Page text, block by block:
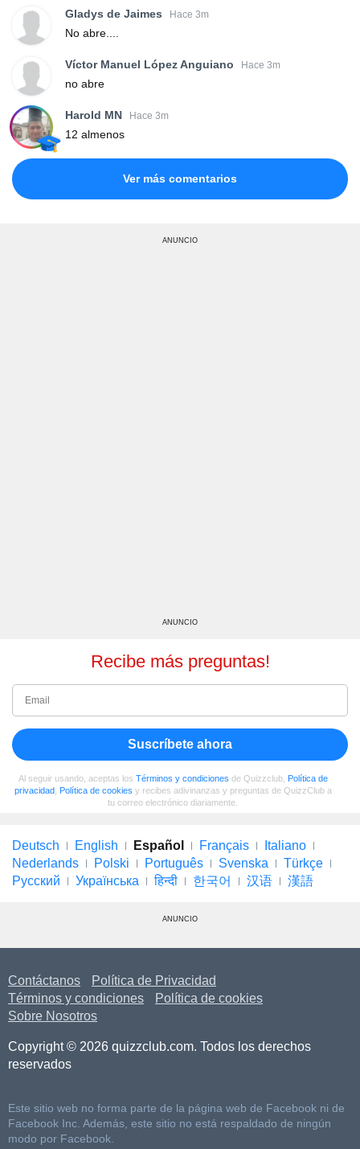
Gladys de Jaimes Hace 3m
No abre....
Víctor Manuel López Anguiano Hace 3m
no abre
Harold MN Hace 3m
12 almenos
Ver más comentarios
ANUNCIO
ANUNCIO
Recibe más preguntas!
Suscríbete ahora
Al seguir usando, aceptas los Términos y condiciones de Quizzclub, Política de
privacidad, Política de cookies y recibes adivinanzas y preguntas de QuizzClub a
tu correo electrónico diariamente.
Deutsch English Español Français
Italiano
Nederlands
Polski Português Svenska
Türkçe
Русский
Українська हिन्दी 한국어 汉语 漢語
ANUNCIO
Contáctanos
Política de Privacidad
Términos y condiciones
Política de cookies
Sobre Nosotros
Copyright © 2026 quizzclub.com. Todos los derechos
reservados
Este sitio web no forma parte de la página web de Facebook ni de
Facebook Inc. Además, este sitio no está respaldado de ningún
modo por Facebook.